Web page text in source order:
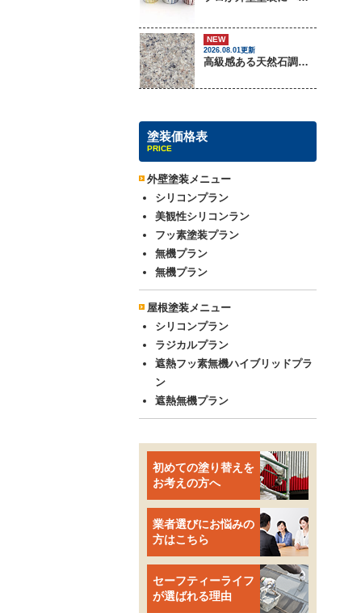
NEW
2026.08.01更新
高級感ある天然石調外壁について
塗装価格表
PRICE
外壁塗装メニュー
シリコンプラン
美観性シリコンラン
フッ素塗装プラン
無機プラン
無機プラン
屋根塗装メニュー
シリコンプラン
ラジカルプラン
遮熱フッ素無機ハイブリッドプラ
ン
遮熱無機プラン
初めての塗り替えを
お考えの方へ
業者選びにお悩みの
方はこちら
セーフティーライフ
が選ばれる理由